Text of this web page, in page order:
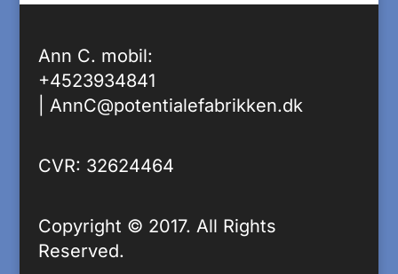
Ann C. mobil:
+4523934841
AnnC@potentialefabrikken.dk
CVR: 32624464
Copyright © 2017. All Rights
Reserved.